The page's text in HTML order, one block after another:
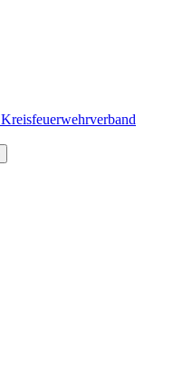
Kreisfeuerwehrverband